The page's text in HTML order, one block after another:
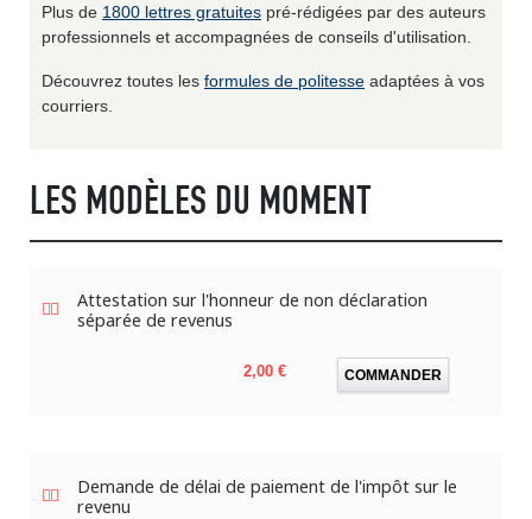
Plus de 1800 lettres gratuites pré-rédigées par des auteurs
professionnels et accompagnées de conseils d'utilisation.
Découvrez toutes les formules de politesse adaptées à vos
courriers.
LES MODÈLES DU MOMENT
Attestation sur l'honneur de non déclaration
séparée de revenus
Prix
2,00 € COMMANDER
Demande de délai de paiement de l'impôt sur le
revenu